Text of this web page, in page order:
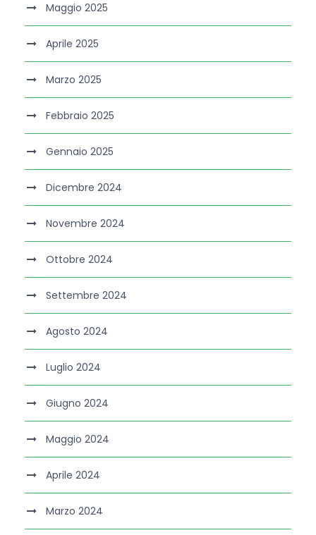
Maggio 2025
Aprile 2025
Marzo 2025
Febbraio 2025
Gennaio 2025
Dicembre 2024
Novembre 2024
Ottobre 2024
Settembre 2024
Agosto 2024
Luglio 2024
Giugno 2024
Maggio 2024
Aprile 2024
Marzo 2024